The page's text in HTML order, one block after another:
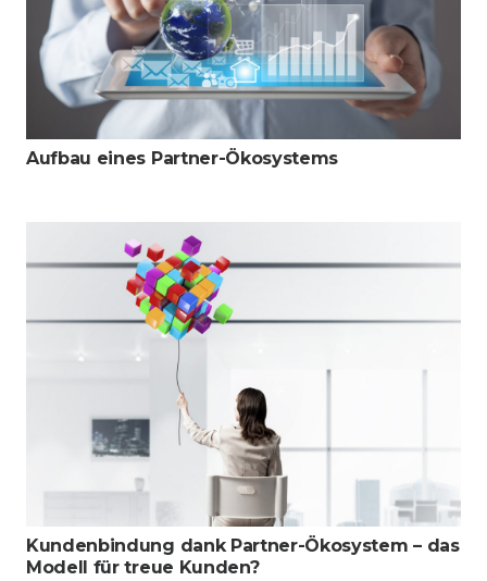
Aufbau eines Partner-Ökosystems
Kundenbindung dank Partner-Ökosystem – das
Modell für treue Kunden?